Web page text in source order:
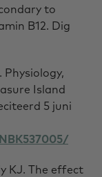
to
B12. Dig
Island
5 juni
The effect